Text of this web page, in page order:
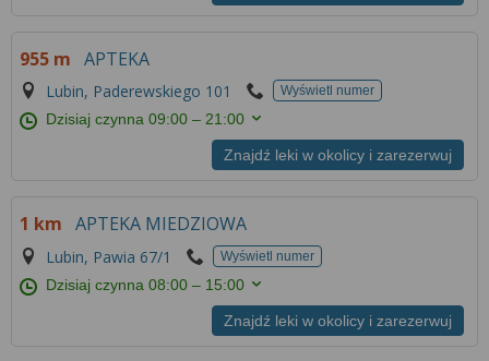
955 m APTEKA
Lubin, Paderewskiego 101 Wyświetl numer
Dzisiaj czynna09:00 – 21:00
Znajdź leki w okolicy i zarezerwuj
1 km APTEKA MIEDZIOWA
Lubin, Pawia 67/1 Wyświetl numer
Dzisiaj czynna08:00 – 15:00
Znajdź leki w okolicy i zarezerwuj